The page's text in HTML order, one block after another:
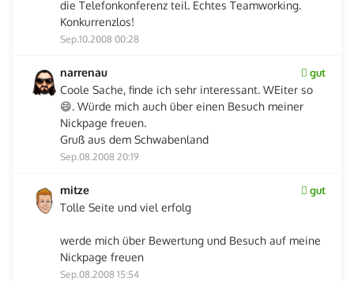
die Telefonkonferenz teil. Echtes Teamworking.
Konkurrenzlos!
Sep.10.2008 00:28
narrenau gut
Coole Sache, finde ich sehr interessant. WEiter so
😄. Würde mich auch über einen Besuch meiner
Nickpage freuen.
Gruß aus dem Schwabenland
Sep.08.2008 20:19
mitze gut
Tolle Seite und viel erfolg
werde mich über Bewertung und Besuch auf meine
Nickpage freuen
Sep.08.2008 15:54